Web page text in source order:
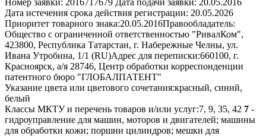
Дата истечения срока действия регистрации: 20.05.2026
Приоритет товарного знака:20.05.2016Правообладатель:
Общество с ограниченной ответственностью "РивалКом",
423800, Республика Татарстан, г. Набережные Челны, ул.
Ивана Утробина, 1/1 (RU)Адрес для переписки:660100, г.
Красноярск, а/я 28746, Центр обработки корреспонденции
патентного бюро "ГЛОБАЛПАТЕНТ"
Указание цвета или цветового сочетания:красный, синий,
белый
Классы МКТУ и перечень товаров и/или услуг:7, 9, 35, 42 7 - гидроуправление для машин, моторов и двигателей; машины для обработки кожи; поршни цилиндров; мешки для пылесосов; коллекторы для защиты от накипи в паровых котлах машин; машины для изготовления корда; станы прокатные; инструменты ручные, за исключением инструментов с ручным приводом; каретки вязальных машин; челноки [детали машин]; машины для заточки лезвий; моторы лодочные; подшипники трансмиссионных валов; комбайны зерноуборочные; глушители для двигателей; ремни приводные для двигателей; прялки; краны мостовые; горелки паяльные газовые; веялки; машины разливочные; двигатели реактивные, за исключением используемых для наземных транспортных средств; машины для изготовления масла; подъемники грузовые; ремни приводные вентиляторов для двигателей; картеры моторов и двигателей; машины для укупорки пробками бутылок; машины для штемпелевания; снегоочистители; сеноворошилки; машины для строительства дорог; аппараты для очистки ацетилена; машины стригальные; прессы для вина; передачи редукционные понижающие, за исключением используемых для наземных транспортных средств; машины клепальные; ремизы ткацких станков; преобразователи каталитические выхлопных газов; регуляторы скорости для машин и двигателей; соковыжималки бытовые электрические; машины для формирования пяточной части; регуляторы давления [детали машин]; подъемники [лифты]; эжекторы; устройства подъемные; бобины [детали машин]; полотна пильные [детали машин, станков]; центрифуги [машины]; ленты для конвейеров; направляющие машин; двигатели гидравлические; цилиндры печатные; катушки [детали машин]; пуансоны дыропробивных прессов; машины для обработки табака; машины пневматические; машины для подрезания кожи; барабаны [детали машин]; машины для укупорки крышками бутылок; прессы печатные; подшипники антифрикционные для машин; машины для гофрирования; тяги соединительные для двигателей; двигатели для самолетов; установки для просеивания; машины отжимные для белья; машины электромеханические для химической промышленности; насосы центробежные; мельницы бытовые, за исключением мельниц с ручным приводом; машины для доводки; мельницы центробежные; самонаклады полиграфические [подающие устройства для бумаги]; головки сверлильные [детали машин]; накладки тормозные, за исключением используемых для транспортных средств; копья кислородные для термического бурения [машины]; устройства воздухоотсасывающие; ремни подъемные; генераторы тока; машины бумагоделательные; сбивалки бытовые электрические; устройства для закрывания дверей пневматические; щетки с электроприводами [детали машин]; генераторы постоянного тока; экономайзеры топливные для двигателей; машины для очистки плодов и овощей; резаки газовые; бульдозеры; машины чесальные; пистолеты для нанесения клея электрические; установки для производства минеральной воды; карбюраторы; конвейеры ленточные; магнето зажигания; домкраты [машины]; аппараты для электродуговой сварки; краны спускные [водоотделители]; диафрагмы для насосов; лебедки; машины для изготовления сосисок; коробки смазочные [детали машин]; машины стиральные [для белья]; культиваторы [машины]; ножи соломорезок; ножницы слесарные электрические; пистолеты для экструдирования мастик пневматические; котлы паровых машин; машины печатные; лампы паяльные; клапаны обратные [детали машин]; движители, за исключением используемых для наземных транспортных средств; радиаторы [охлаждения] для двигателей; аппараты для электродуговой резки; площадки загрузочные; жатки-сноповязалки; подшипники роликовые; электрополотеры; маслобойки; комбайны угольные; измельчители [машины] для промышленных целей; машины для гальванопластики; конвейеры [машины]; машины для тиснения; пистолеты [инструменты с использованием взрывчатых веществ]; соломорезки; уплотнительные соединения [части двигателей]; машины стиральные с предварительной оплатой; машины трепальные; устройства для предотвращения загрязнения от моторов и двигателей; станки металлообрабатывающие; кофемолки, за исключением ручных; аппараты для подачи пива под давлением; насосы для подачи пива; статоры [части машин]; машины отрезные; вентили [детали машин]; электромолоты; машины литейные; эскалаторы; машины для герметизации промышленные; машины для переработки руд; матрицы полиграфические; молоты [детали машин]; каландры; молоты ковочные [небольших размеров]; жатки; дезинтеграторы; машины для подшлифовывания кожи; пылесосы; машины для обрушивания зерен злаков; машины кухонные электрические; компрессоры для холодильников; вышки буровые плавучие или наземные; устройства для открывания дверей пневматические; электроды для сварочных машин; машины для транспортировки зерна воздуходувные; машины для резки хлеба; ножи [детали машин]; фильтры [детали машин или двигателей]; домкраты реечные; кривошипы [детали машин]; вентиляторы для двигателей; машинки для стрижки животных; машины смешивающие; пилы цепные; станки токарные; башмаки тормозные, за исключением используемых для транспортных средств; коробки для матриц полиграфических [печатное дело]; двигатели, за исключением используемых для наземных транспортных средств; полиспасты; машины для штамповки; компрессоры воздушные [установки для гаражей]; теплообменники [части машин]; машины для наполнения бутылок; устройства на воздушной подушке для перемещения грузов; устройства для закрывания дверей электрические; колеса машин; подъемники, за исключением лыжных; круги точильные [детали машин]; жернова мельничные; горелки газовые сварочные; машины фильтровальные; машины и устройства полировальные [электрические]; муфты сцепления, за исключением используемых для наземных транспортных средств; стеклорезы алмазные [детали машин]; инструменты режущие [детали машин]; патроны сверлильные [детали машин, станков]; гарнитуры игольчатые [части кардных машин]; клапаны [детали машин]; установки для обезжиривания [машины]; бетономешалки [машины]; устройства для закрывания дверей гидравлические; грохоты [машины или детали машин]; вагоноподъемники; стаканы доильных машин; устройства для приготовления пищевых продуктов электромеханические; экскаваторы; аппараты сварочные электрические; насосы масляные; насосы топливные с автоматическим регулированием; машины для транспортировки газов воздуходувные; кабестаны; опоры подшипниковые для машин; машины заверточные; машины для дробления отходов, отбросов, мусора; насосы аэрирующие для аквариумов; дернорезы; прессы [машины промышленные]; буксы для шеек валов [детали машин]; станки строгальные; насосы [машины]; элементы сменные для фильтровальных машин; поршни амортизаторов [детали машин]; сцепления, за исключением используемых для наземных транспортных средств; насосы [части машин или двигателей]; устройства для чистки обуви электрические; корпуса машин; регуляторы [части машин]; машины для штопки; установки для отсасывания пыли [очистные установки]; трубы паровых котлов [части машин]; свечи зажигания для двигателей внутреннего сгорания; машины формовочные; гудронаторы; газонокосилки [машины]; щетки [детали машин]; приспособления для паровой очистки; прессы штамповочные; клапаны редукционные [детали машин]; машины наборные [печатное дело]; механизмы подающие [детали машин]; держатели для режущих инструментов машин, станков; орудия сельскохозяйственные, за исключением орудий с ручным приводом; машины правильные; ножи электрические; прессы для винограда; грабли механические; кормушки для животных механические; преобразователи топлива для двигателей внутреннего сгорания; инжекторы для двигателей; сеялки [машины]; гребнеотделители [машины]; паяльники электрические; машины обметочные швейные; мембраны для насосов; резаки [детали машин]; сноповязалки; валы коленчатые; машины для гравирования; устройства погрузочно-разгрузочные; кожухи [детали машин]; машины для просеивания шлака; устройства для мойки; машины для производства сахара; машины для изготовления стереотипов; генераторы электрические; кольца смазочные [детали машин]; паросепараторы; верстаки пильные [части машин]; цепи приводные, за исключением используемых для наземных транспортных средств; подвески [детали машин]; молоты свайные; колодки тормозные, за исключением используемых для транспортных средств; машины для пивоварения; машины для натягивания струн в теннисных ракетках; пневмотранспортеры; машины для упаковки; шланги пылесосов; турбины, за исключением используемых для наземных транспортных средств; оборудование для переработки руд; машины для побелки; машины для герметизации бутылок; машины паровые; насосы для отопительных установок; дрели ручные электрические; насадки к пылесосам для разбрызгивания ароматических и дезинфицирующих веществ; дорожки пешеходные движущиеся [тротуары]; пяльца круглые для вышивальных машин; ключи консервные электрические; копры [машины]; машины текстильные; элеваторы сельскохозяйственные; машины для переработки пластмасс; мельницы [машины]; устройства для обвязки кип сена; валы трансмиссионные, за исключением используемых для наземных транспортных средств; станки для текстильной промышленности; лемехи плужные; машины прядильные; машины горные; машины сучильные; валы печатные для машин; машины отделочные; щетки генераторов постоянного тока; машины для резки кровельной черепицы; бункера саморазгружающиеся [механические]; стрелы грузовые [подъемные]; фартуки суппортов [детали машин]; питатели для карбюраторов; ремни приводные для генераторов постоянного тока; разбрызгиватели для сточных вод; цилиндры двигателей; ремни для машин; канавокопатели плужные [плуги]; устройства для управления машинами или двигателями; устройства для закрывания окон, пневматические; машины для обработки стекла; патроны [детали машин]; машины для текстильной промышленности; бороны; маховики машин; станки камнеобрабатывающие; машины для изготовления кружев; станки гайконарезные; перфораторы бурильные; машины упаковочные; цилиндры машин; трансмиссии, за исключением используемых для наземных транспортных средств; ремизки ткацких станков; установки доильные; вибраторы [машины] для промышленных целей; машины для